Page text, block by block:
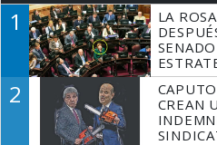
1
LA
2
CREAN